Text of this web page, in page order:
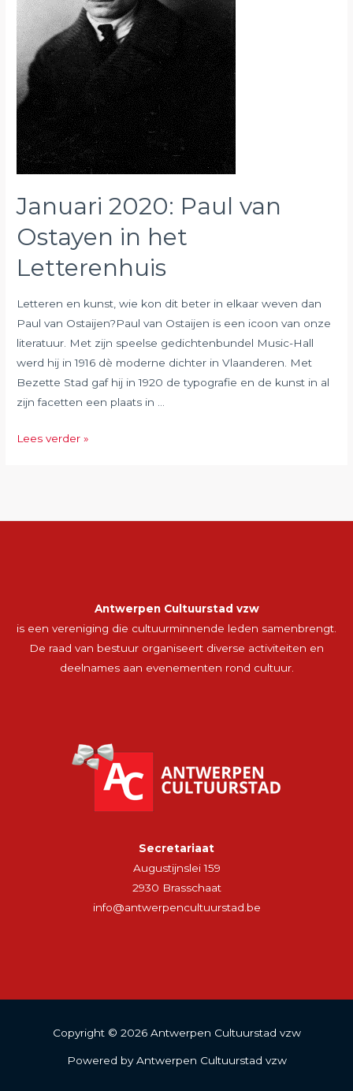
Januari 2020: Paul van
Ostayen in het
Letterenhuis
Letteren en kunst, wie kon dit beter in elkaar weven dan
Paul van Ostaijen?Paul van Ostaijen is een icoon van onze
literatuur. Met zijn speelse gedichtenbundel Music-Hall
werd hij in 1916 dè moderne dichter in Vlaanderen. Met
Bezette Stad gaf hij in 1920 de typografie en de kunst in al
zijn facetten een plaats in …
Januari
Lees verder »
Antwerpen Cultuurstad vzw
is een vereniging die cultuurminnende leden samenbrengt.
De raad van bestuur organiseert diverse activiteiten en
deelnames aan evenementen rond cultuur.
Secretariaat
Augustijnslei 159
2930 Brasschaat
info@antwerpencultuurstad.be
Copyright © 2026 Antwerpen Cultuurstad vzw
Powered by Antwerpen Cultuurstad vzw